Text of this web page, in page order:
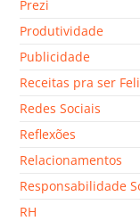
Prezi
Produtividade
Publicidade
Receitas pra ser
Redes Sociais
Reflexões
Relacionamentos
Responsabilidade
RH